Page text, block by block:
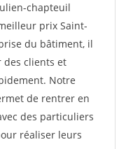
chapteuil
prix Saint-
du bâtiment, il
des clients et
Notre
de rentrer en
des particuliers
réaliser leurs